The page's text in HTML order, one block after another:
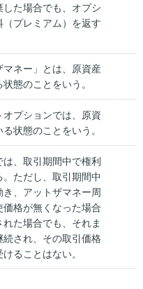
た場合でも、オプシ
プレミアム）を返す
マネー」とは、原資産
態のことをいう。
オプションでは、原資
状態のことをいう。
、取引期間中で権利
ただし、取引期間中
、アットザマネー周
格が無くなった場合
た場合でも、それま
され、その取引価格
ることはない。